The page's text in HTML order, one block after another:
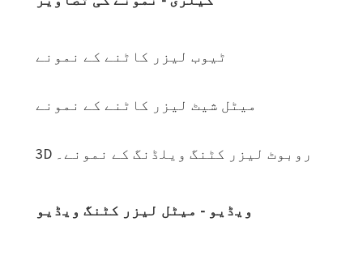
ٹیوب لیزر کاٹنے کے نمونے
میٹل شیٹ لیزر کاٹنے کے نمونے
3D روبوٹ لیزر کٹنگ ویلڈنگ کے نمونے۔
ویڈیو - میٹل لیزر کٹنگ ویڈیو